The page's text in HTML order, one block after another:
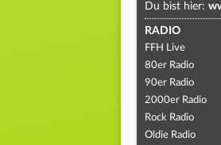
Du bist hier:
RADIO
FFH Live
80er Radio
90er Radio
2000er Radio
Rock Radio
Oldie Radio